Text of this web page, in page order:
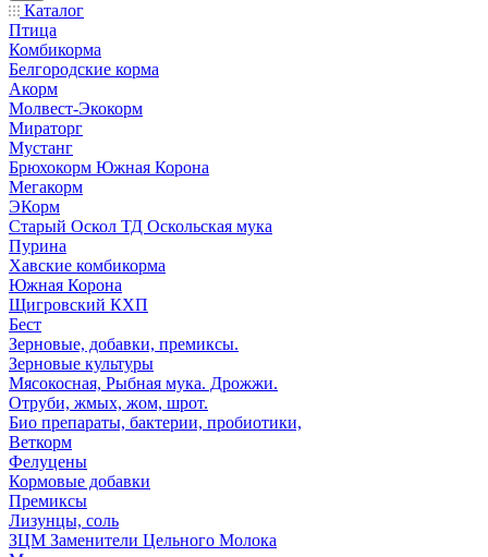
Каталог
Птица
Комбикорма
Белгородские корма
Акорм
Молвест-Экокорм
Мираторг
Мустанг
Брюхокорм Южная Корона
Мегакорм
ЭКорм
Старый Оскол ТД Оскольская мука
Пурина
Хавские комбикорма
Южная Корона
Щигровский КХП
Бест
Зерновые, добавки, премиксы.
Зерновые культуры
Мясокосная, Рыбная мука. Дрожжи.
Отруби, жмых, жом, шрот.
Био препараты, бактерии, пробиотики,
Веткорм
Фелуцены
Кормовые добавки
Премиксы
Лизунцы, соль
ЗЦМ Заменители Цельного Молока